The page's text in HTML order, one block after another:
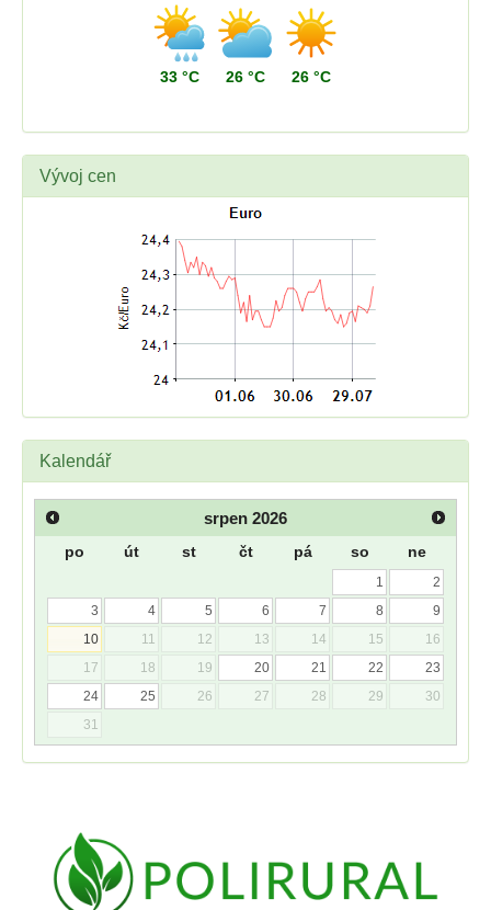
33 °C 26 °C 26 °C
Vývoj cen
Kalendář
srpen 2026
po út st čt pá so ne
1
2
3
4 5 6 7 8
9
10
11 12 13 14 15
16
17
18 19 20 21 22
23
24
25 26 27 28 29
30
31